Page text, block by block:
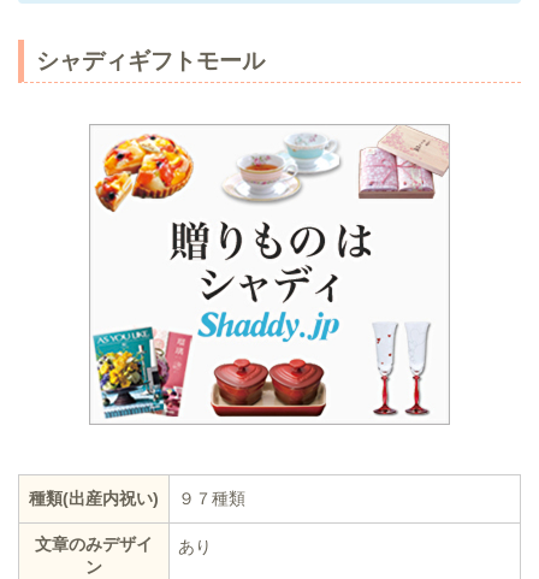
シャディギフトモール
種類(出産内祝い) ９７種類
文章のみデザイ
ン
あり